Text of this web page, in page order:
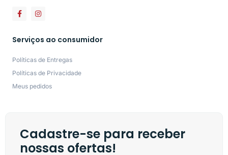
Serviços ao consumidor
Políticas de Entregas
Políticas de Privacidade
Meus pedidos
Cadastre-se para receber
nossas ofertas!